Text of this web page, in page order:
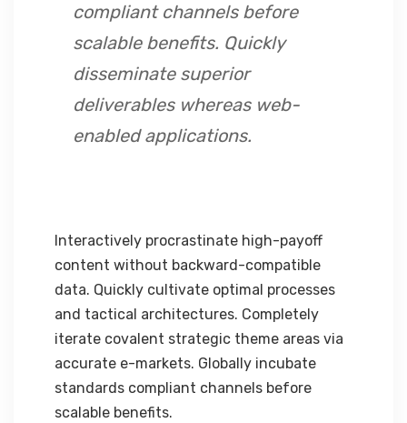
compliant channels before
scalable benefits. Quickly
disseminate superior
deliverables whereas web-
enabled applications.
Interactively procrastinate high-payoff
content without backward-compatible
data. Quickly cultivate optimal processes
and tactical architectures. Completely
iterate covalent strategic theme areas via
accurate e-markets. Globally incubate
standards compliant channels before
scalable benefits.